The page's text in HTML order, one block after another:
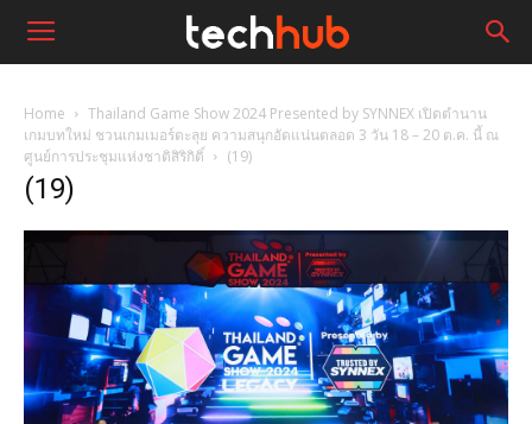
Home
Thailand Game Show 2024 Presented by SYNNEX เปิดตำนาน
เกมบทใหม่ ชวนเกมเมอร์ตะลุย ความสนุกอัดแน่นตลอด 3 วัน 18 – 20 ต.ค. นี้ ณ
ศูนย์การประชุมแห่งชาติสิริกิติ์
(19)
(19)